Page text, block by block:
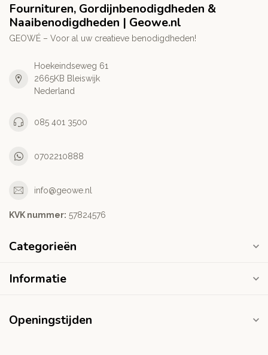
Fournituren, Gordijnbenodigdheden &
Naaibenodigdheden | Geowe.nl
GEOWÉ – Voor al uw creatieve benodigdheden!
Hoekeindseweg 61
2665KB Bleiswijk
Nederland
085 401 3500
0702210888
info@geowe.nl
KVK nummer: ‭57824576‬
Categorieën
Informatie
Openingstijden